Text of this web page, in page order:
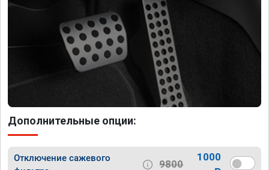
Дополнительные опции:
Отключение сажевого
9800
1000